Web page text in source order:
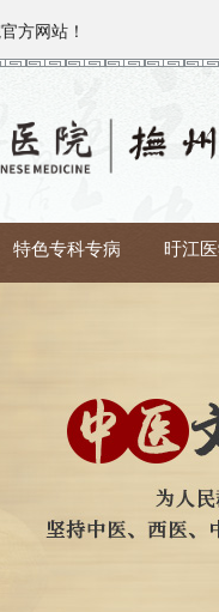
特色专科专病 旴江
方网站！